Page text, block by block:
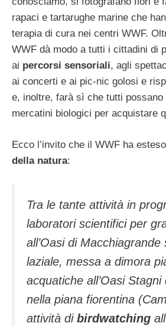
rapaci e tartarughe marine che
terapia di cura nei centri WWF.
WWF dà modo a tutti i cittadini di
ai percorsi sensoriali, agli
ai concerti e ai pic-nic golosi e
e, inoltre, farà sì che tutti
mercatini biologici per acquistare
Ecco l’invito che il WWF ha
della natura:
Tra le tante attività in
laboratori scientifici per
all’Oasi di Macchiagrande
laziale, messa a dimora
acquatiche all’Oasi
nella piana fiorentina
attività di birdwatching